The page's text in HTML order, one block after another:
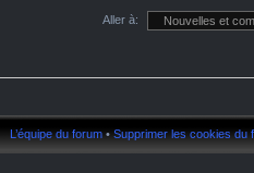
Aller à:
L’équipe du forum •Supprimer les cookies du